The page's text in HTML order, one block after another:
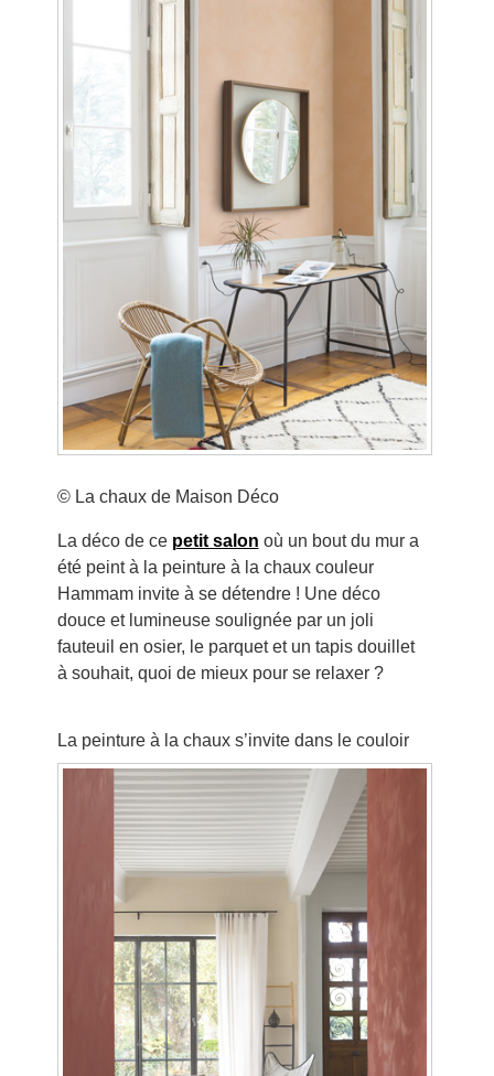
© La chaux de Maison Déco
La déco de ce petit salon où un bout du mur a
été peint à la peinture à la chaux couleur
Hammam invite à se détendre ! Une déco
douce et lumineuse soulignée par un joli
fauteuil en osier, le parquet et un tapis douillet
à souhait, quoi de mieux pour se relaxer ?
La peinture à la chaux s’invite dans le couloir